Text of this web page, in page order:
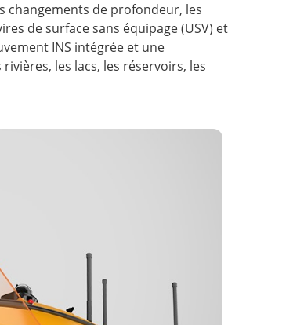
changements de profondeur, les
de surface sans équipage (USV) et
INS intégrée et une
les lacs, les réservoirs, les